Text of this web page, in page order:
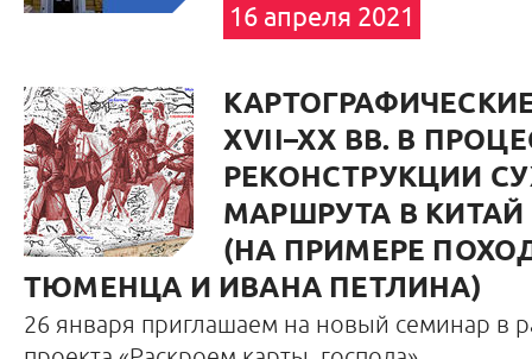
16 апреля 2021
XVII–XX ВВ. В
РЕКОНСТРУКЦИИ
МАРШРУТА В КИТАЙ
(НА ПРИМЕРЕ
ТЮМЕНЦА И ИВАНА ПЕТЛИНА)
26 января приглашаем на новый семинар в